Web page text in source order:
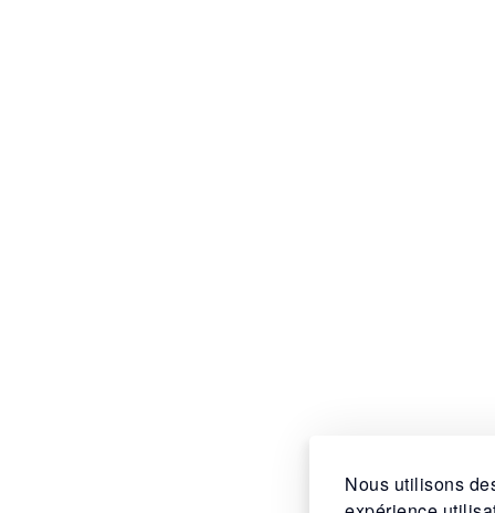
Nous utilisons